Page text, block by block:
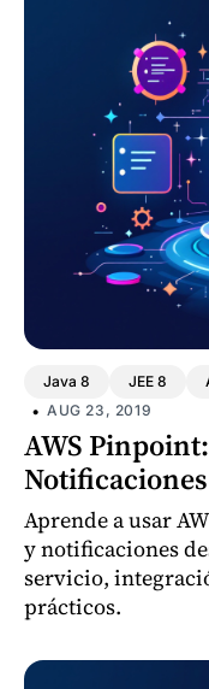
Java 8 JEE 8
• AUG 23, 2019
AWS
Aprende a usar
y notificaciones
servicio,
prácticos.